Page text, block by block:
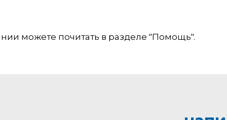
можете почитать в разделе "Помощь".